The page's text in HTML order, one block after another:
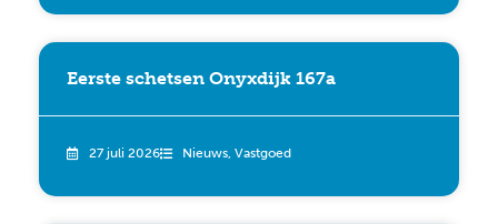
Eerste schetsen Onyxdijk 167a
27 juli 2026 Nieuws, Vastgoed